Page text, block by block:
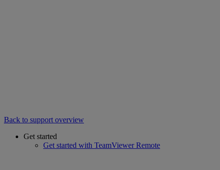
Back to support overview
Get started
Get started with TeamViewer Remote